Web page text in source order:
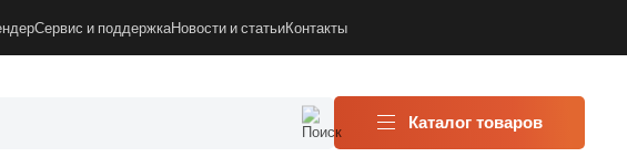
Сервис и поддержкаНовости и статьиКонтакты
Каталог товаров